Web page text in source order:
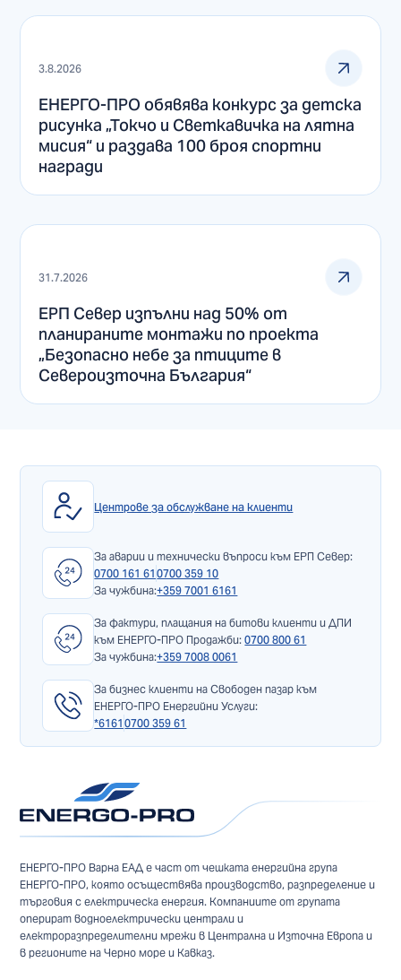
3.8.2026
ЕНЕРГО-ПРО обявява конкурс за детска
рисунка „Токчо и Светкавичка на лятна
мисия“ и раздава 100 броя спортни
награди
31.7.2026
ЕРП Север изпълни над 50% от
планираните монтажи по проекта
„Безопасно небе за птиците в
Североизточна България“
Центрове за обслужване на клиенти
За аварии и технически въпроси към ЕРП Север:
0700 161 61 0700 359 10
За чужбина:+359 7001 6161
За фактури, плащания на битови клиенти и ДПИ
към ЕНЕРГО-ПРО Продажби:0700 800 61
За чужбина:+359 7008 0061
За бизнес клиенти на Свободен пазар към
ЕНЕРГО-ПРО Енергийни Услуги:
*6161 0700 359 61
ЕНЕРГО-ПРО Варна ЕАД е част от чешката енергийна група
ЕНЕРГО-ПРО, която осъществява производство, разпределение и
търговия с електрическа енергия. Компаниите от групата
оперират водноелектрически централи и
електроразпределителни мрежи в Централна и Източна Европа и
в регионите на Черно море и Кавказ.